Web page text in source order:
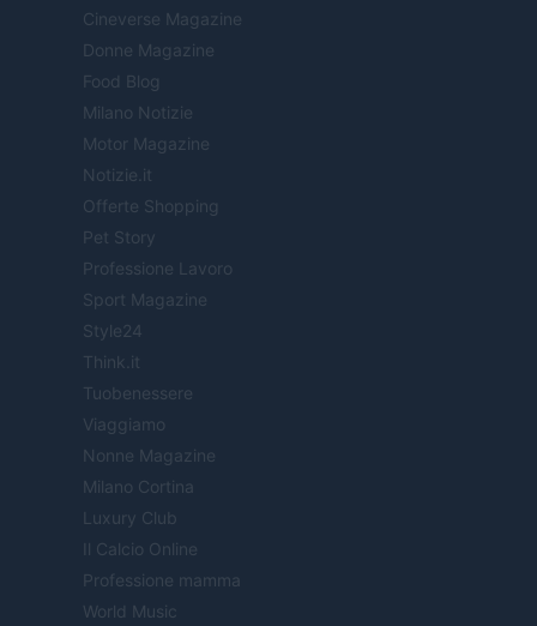
Cineverse Magazine
Donne Magazine
Food Blog
Milano Notizie
Motor Magazine
Notizie.it
Offerte Shopping
Pet Story
Professione Lavoro
Sport Magazine
Style24
Think.it
Tuobenessere
Viaggiamo
Nonne Magazine
Milano Cortina
Luxury Club
Il Calcio Online
Professione mamma
World Music